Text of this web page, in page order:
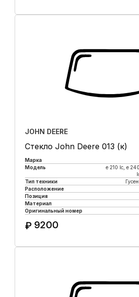
JOHN DEERE
Стекло John Deere 013 (к)
Марка
Модель
e 210 lc, е
Тип техники
Расположение
Позиция
Материал
Оригинальный номер
₽ 9200